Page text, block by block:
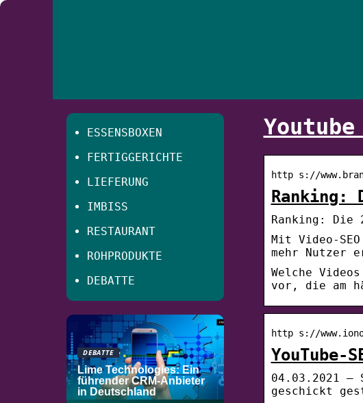
http s://
Ranking:
Ranking: Die
Mit Video-
mehr Nutzer
Welche
vor, die am
http s://
YouTube-
04.03.2021 —
geschickt
ESSENSBOXEN
FERTIGGERICHTE
LIEFERUNG
IMBISS
RESTAURANT
ROHPRODUKTE
DEBATTE
DEBATTE
Lime Technologies: Ein
führender CRM-Anbieter
in Deutschland